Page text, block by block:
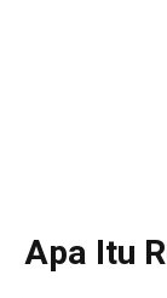
Apa Itu